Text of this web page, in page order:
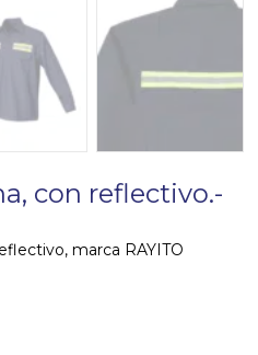
con reflectivo.-
marca RAYITO